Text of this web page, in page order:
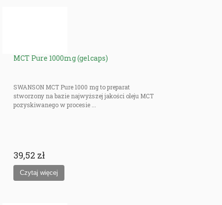
MCT Pure 1000mg (gelcaps)
SWANSON MCT Pure 1000 mg to preparat
stworzony na bazie najwyższej jakości oleju MCT
pozyskiwanego w procesie ...
39,52 zł